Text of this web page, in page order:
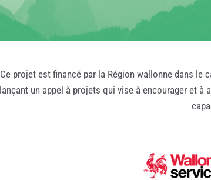
Ce projet est financé par la Région wallonne dans le
lançant un appel à projets qui vise à encourager et